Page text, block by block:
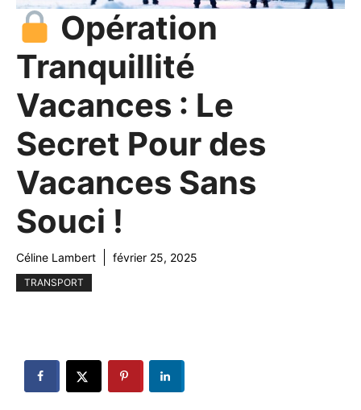
Opération
Tranquillité
Vacances : Le
Secret Pour des
Vacances Sans
Souci !
Céline Lambert février 25, 2025
TRANSPORT